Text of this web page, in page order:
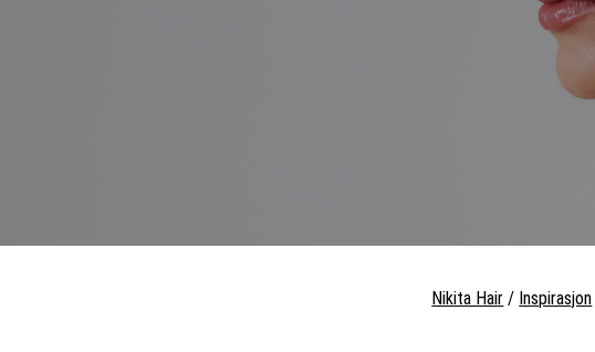
Nikita Hair / Inspirasjon